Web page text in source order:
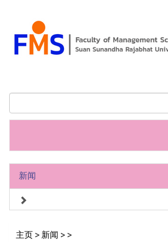
新闻
主页>新闻 >>